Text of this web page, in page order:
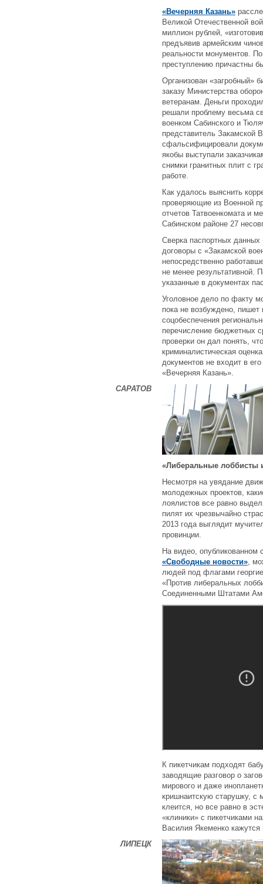
«Вечерняя Казань»
Великой Отечественной
миллион рублей,
предъявив армейским
реальности монументов.
преступлению причастны
Организован «загробный»
заказу Министерства
ветеранам. Деньги
решали проблему весьма
военком Сабинского и
представитель Закамской
сфальсифицировали
якобы выступали
снимки гранитных плит с
работе.
Как удалось выяснить
проверяющие из Военной
отчетов Татвоенкомата и
Сабинском районе 27
Сверка паспортных
договоры с «Закамской
непосредственно
не менее результативной.
указанные в документах
Уголовное дело по факту
пока не возбуждено, пишет
соцобеспечения
перечисление бюджетных
проверки он дал понять,
криминалистическая
документов не входит в
«Вечерняя Казань».
САРАТОВ
«Либеральные лоббисты
Несмотря на увядание
молодежных проектов,
лоялистов все равно
пилят их чрезвычайно
2013 года выглядит
провинции.
На видео, опубликованном
«Свободные новости»,
людей под флагами
«Против либеральных
Соединенными Штатами
К пикетчикам подходят
заводящие разговор о
мирового и даже
кришнаитскую старушку, с
клеится, но все равно в
«клиники» с пикетчиками
Василия Якеменко кажутся
ЛИПЕЦК